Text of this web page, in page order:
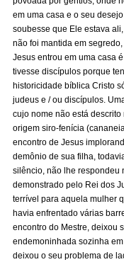
em uma casa e o seu
soubesse que Ele estava
não foi mantida em
Jesus entrou em uma casa
tivesse discípulos porque
historicidade bíblica Cristo
judeus e / ou discípulos.
cujo nome não está descrito
origem siro-fenícia
encontro de Jesus
demônio de sua filha,
silêncio, não lhe respondeu
demonstrado pelo Rei dos
terrível para aquela mulher
havia enfrentado várias
encontro do Mestre, deixou
endemoninhada sozinha
deixou o seu problema de